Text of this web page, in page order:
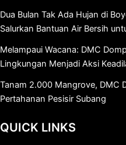
Dua Bulan Tak Ada Hujan di
Salurkan Bantuan Air Bersih
Melampaui Wacana: DMC
Lingkungan Menjadi Aksi
Tanam 2.000 Mangrove, DMC
Pertahanan Pesisir Subang
QUICK LINKS